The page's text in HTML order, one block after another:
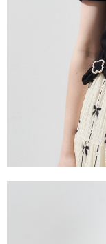
１．透過由恩沛科技股
易，需依本服務之必要
權轉讓予恩沛科技股份
２．關於個人資料處理
https://aftee.tw/terms/
３．未成年的使用者請
「AFTEE先享後付」，
４．使用「AFTEE先享
時審查核予不同之上限
請求用戶進行身份認證
５．嚴禁一人註冊多個